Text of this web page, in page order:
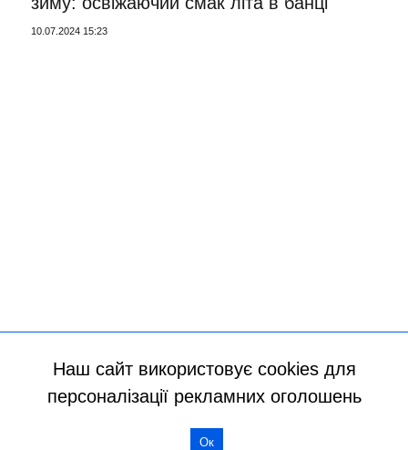
10.07.2024 15:23
Наш сайт використовує cookies для
персоналізації рекламних оголошень
Ок